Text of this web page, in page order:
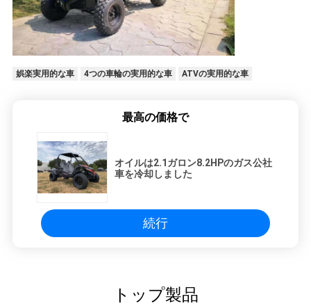
娯楽実用的な車 4つの車輪の実用的な車 ATVの実用的な車
最高の価格で
オイルは2.1ガロン8.2HPのガス公社
車を冷却しました
続行
トップ製品